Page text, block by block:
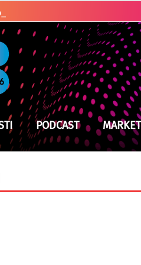
mandata Zelenski
PODCAST